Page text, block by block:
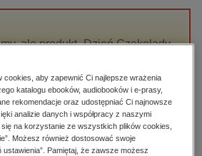
wnętrz
technologie, informatyka
ale produkt „Dzień Czekolady.
aby zapewnić Ci najlepsze wrażenia
katalogu ebooków, audiobooków i e-prasy,
rekomendacje oraz udostępniać Ci najnowsze
analizie danych i współpracy z naszymi
na korzystanie ze wszystkich plików cookies,
Możesz również dostosować swoje
ustawienia”. Pamiętaj, że zawsze możesz